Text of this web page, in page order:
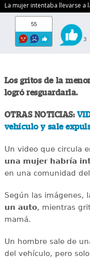
La mujer intentaba llevarse a
55
3
Los gritos de la
logró resguardarla.
OTRAS NOTICIAS:
vehículo y sale
Un video que circula
una mujer habría
en una comunidad
Según las imágenes,
un auto, mientras
mamá.
Un hombre sale de
del vehículo, pero